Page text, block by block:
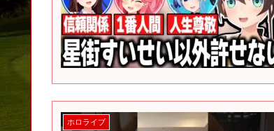
ホロライブ